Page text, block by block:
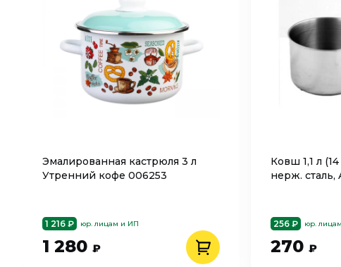
Эмалированная кастрюля 3 л
Утренний кофе 006253
1 216 ₽ юр. лицам и ИП
1 280 ₽
Ковш 1,1 л
нерж.
256 ₽ юр.
270 ₽